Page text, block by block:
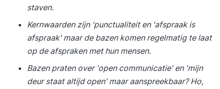
staven.
Kernwaarden zijn 'punctualiteit en 'afspraak is
afspraak' maar de bazen komen regelmatig te laat
op de afspraken met hun mensen.
Bazen praten over 'open communicatie' en 'mijn
deur staat altijd open' maar aanspreekbaar? Ho,